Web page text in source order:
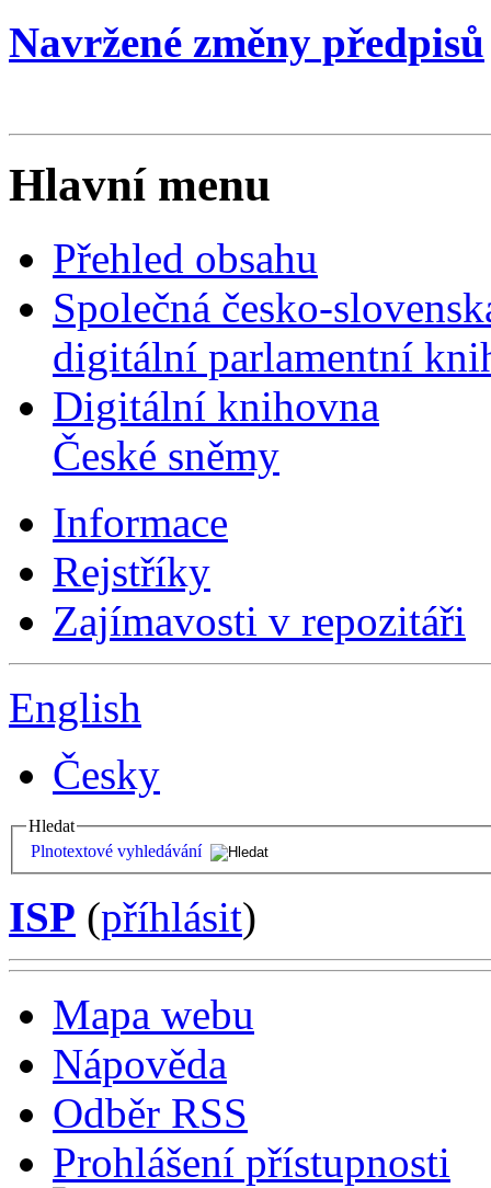
Navržené změny předpisů
Hlavní menu
Přehled obsahu
Společná česko-
digitální parlamentní
Digitální knihovna
České sněmy
Informace
Rejstříky
Zajímavosti v repozitáři
English
Česky
Hledat
Plnotextové vyhledávání
ISP (příhlásit)
Mapa webu
Nápověda
Odběr RSS
Prohlášení přístupnosti